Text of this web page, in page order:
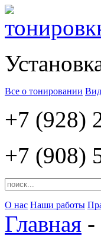
Все о тонировании
+7 (928)
+7 (908)
О нас Наши работы
Главная -